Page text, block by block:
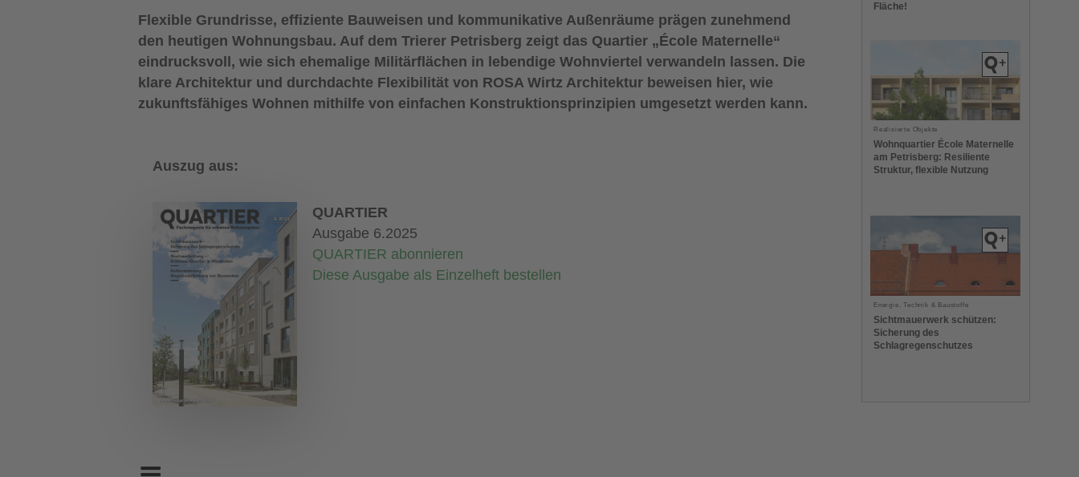
Flexible Grundrisse, effiziente Bauweisen und kommunikative Außenräume prägen zunehmend
den heutigen Wohnungsbau. Auf dem Trierer Petrisberg zeigt das Quartier „École Maternelle“
eindrucksvoll, wie sich ehemalige Militärflächen in lebendige Wohnviertel verwandeln lassen. Die
klare Architektur und durchdachte Flexibilität von ROSA Wirtz Architektur beweisen hier, wie
zukunftsfähiges Wohnen mithilfe von einfachen Konstruktionsprinzipien umgesetzt werden kann.
Auszug aus:
QUARTIER
Ausgabe 6.2025
QUARTIER abonnieren
Diese Ausgabe als Einzelheft bestellen
Fläche!
Realisierte Objekte
Wohnquartier École Maternelle
am Petrisberg: Resiliente
Struktur, flexible Nutzung
Energie, Technik & Baustoffe
Sichtmauerwerk schützen:
Sicherung des
Schlagregenschutzes